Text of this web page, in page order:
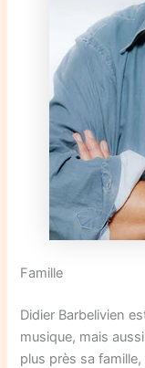
Famille
Didier Barbelivien
musique, mais
plus près sa